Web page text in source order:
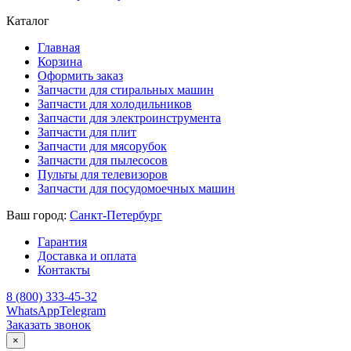
Каталог
Главная
Корзина
Оформить заказ
Запчасти для стиральных машин
Запчасти для холодильников
Запчасти для электроинструмента
Запчасти для плит
Запчасти для мясорубок
Запчасти для пылесосов
Пульты для телевизоров
Запчасти для посудомоечных машин
Ваш город: Санкт-Петербург
Гарантия
Доставка и оплата
Контакты
8 (800) 333-45-32
WhatsAppTelegram
Заказать звонок
×